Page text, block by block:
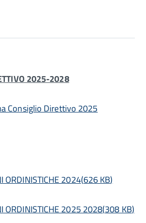
2025-2028
Consiglio Direttivo 2025
ORDINISTICHE 2024(626 KB)
ORDINISTICHE 2025 2028(308 KB)